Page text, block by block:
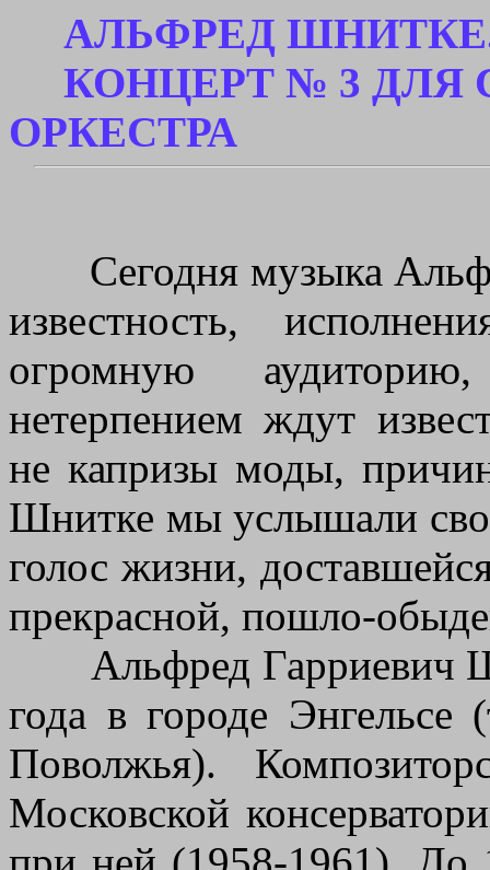
АЛЬФРЕД
КОНЦЕРТ № 3 ДЛЯ
ОРКЕСТРА
Сегодня музыка
известность,
огромную
нетерпением ждут
не капризы моды,
Шнитке мы услышали
голос жизни,
прекрасной, пошло-
Альфред Гарриевич
года в городе Энгельсе
Поволжья).
Московской